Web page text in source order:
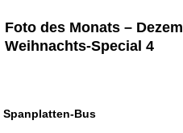
Foto des Monats –
Weihnachts-Special 4
Spanplatten-Bus